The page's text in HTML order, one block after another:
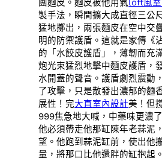
團麵皮。麵皮被他用氣loft風
製手法，瞬間擴大成直徑三公
猛地擲出，兩張麵皮在空中交
明的防禦護盾。這就是家傳《
的「水餃皮護盾」，薄韌而充
炮光束猛烈地擊中麵皮護盾，
水開蓋的聲音。護盾劇烈震動
了攻擊，只是散發出濃郁的麵
展性！完大直室內設計美！但
999焦急地大喊，中藥味更濃
他必須帶走他那缸陳年老蒜泥
望。他跑到蒜泥缸前，使出他
量，將那口比他還胖的缸抱起